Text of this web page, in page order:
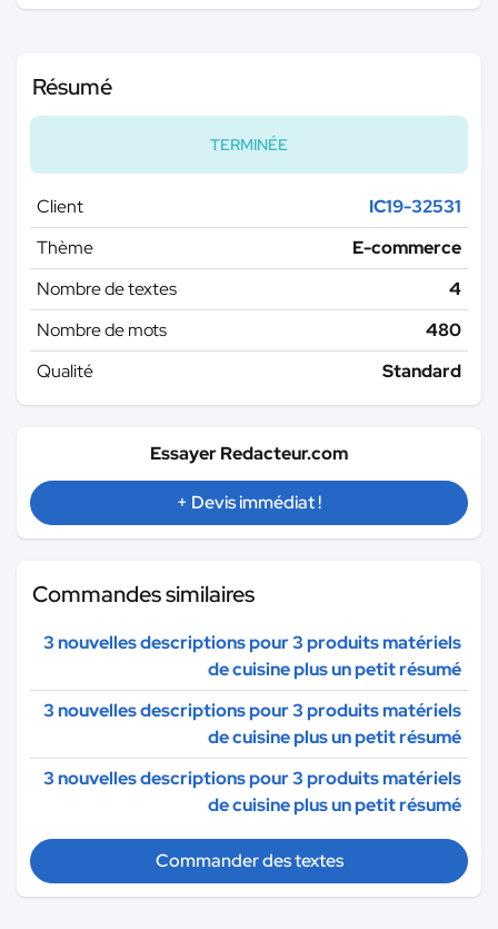
Résumé
TERMINÉE
Client
IC19-32531
Thème
E-commerce
Nombre de textes
4
Nombre de mots
480
Qualité
Standard
Essayer Redacteur.com
+ Devis immédiat !
Commandes similaires
3 nouvelles descriptions pour 3 produits matériels
de cuisine plus un petit résumé
3 nouvelles descriptions pour 3 produits matériels
de cuisine plus un petit résumé
3 nouvelles descriptions pour 3 produits matériels
de cuisine plus un petit résumé
Commander des textes